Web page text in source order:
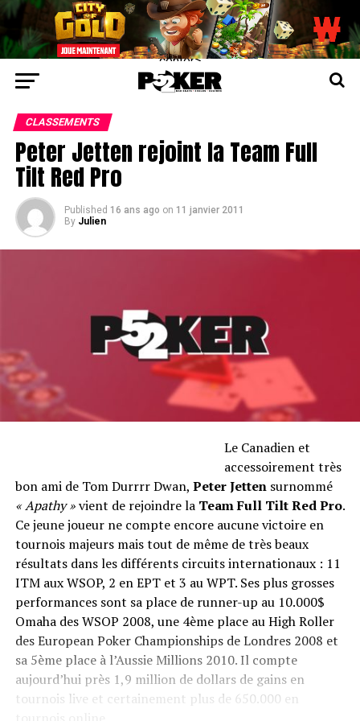
center>
CLASSEMENTS
Peter Jetten rejoint la Team Full
Tilt Red Pro
Published 16 ans ago on 11 janvier 2011
By Julien
Le Canadien et
accessoirement très
bon ami de Tom Durrrr Dwan, Peter Jetten surnommé
« Apathy »vient de rejoindre la Team Full Tilt Red Pro.
Ce jeune joueur ne compte encore aucune victoire en
tournois majeurs mais tout de même de très beaux
résultats dans les différents circuits internationaux : 11
ITM aux WSOP, 2 en EPT et 3 au WPT. Ses plus grosses
performances sont sa place de runner-up au 10.000$
Omaha des WSOP 2008, une 4ème place au High Roller
des European Poker Championships de Londres 2008 et
sa 5ème place à l’Aussie Millions 2010. Il compte
aujourd’hui près 1,9 million de dollars de gains en
tournois live et certainement plus de 650.000 en